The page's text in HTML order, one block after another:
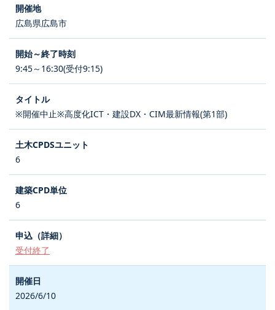
広島県広島市
9:45～16:30(受付9:15)
※開催中止※高度化ICT・建設DX・CIM最新情報(第1部)
6
6
受付終了
2026/6/10